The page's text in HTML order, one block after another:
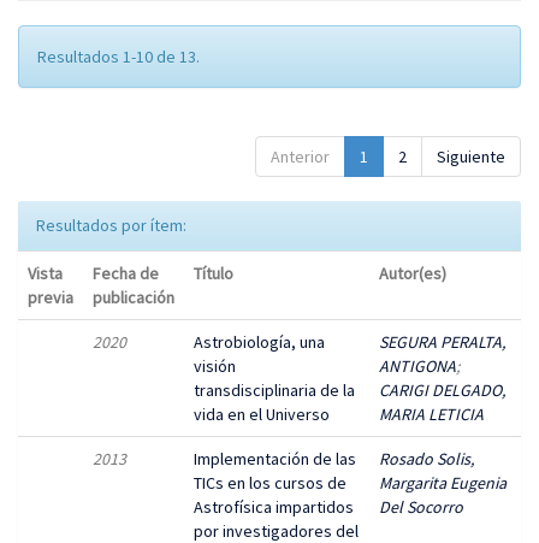
Resultados 1-10 de 13.
Anterior 1 2 Siguiente
Resultados por ítem:
Vista
previa
Fecha de
publicación
Título Autor(es)
2020
Astrobiología, una
visión
transdisciplinaria de la
vida en el Universo
SEGURA PERALTA,
ANTIGONA;
CARIGI DELGADO,
MARIA LETICIA
2013
Implementación de las
TICs en los cursos de
Astrofísica impartidos
por investigadores del
Rosado Solis,
Margarita Eugenia
Del Socorro